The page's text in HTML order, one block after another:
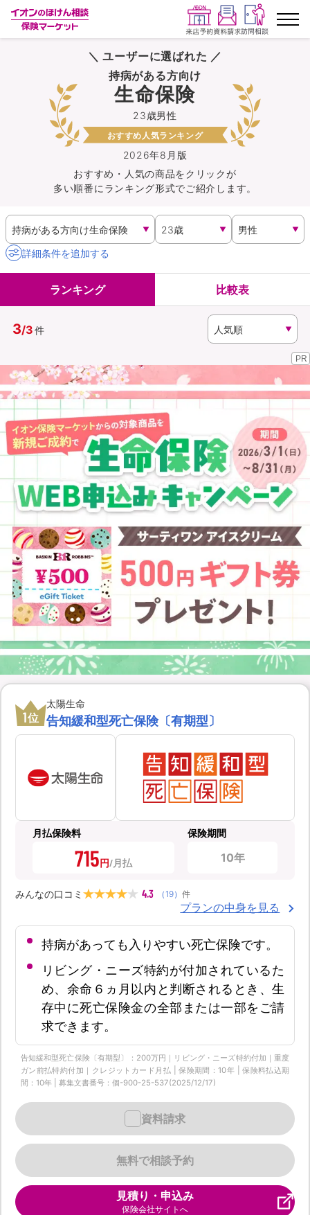
ランキングから探す
保険を比較する
保険会社から探す
イオンカード会員さま専用保険
キャンペーン一覧
コラム
イオングループ従業員さま向け
（無料） （無料）
イオンカード会員さま専用保険
＼ ユーザーに選ばれた ／
2026年8月版
23歳男性
持病がある方向け
生命保険
おすすめ人気ランキング
おすすめ・人気の商品をクリックが
多い順番にランキング形式でご紹介します。
詳細条件を追加する
ランキング 比較表
3/3件
PR
1位
太陽生命
告知緩和型死亡保険〔有期型〕
月払保険料
715円
保険期間
10年
みんなの口コミ 4.3 （ 19） 件
プランの中身を見る
持病があっても入りやすい死亡保険です。
リビング・ニーズ特約が付加されているた
め、余命６ヵ月以内と判断されるとき、生
存中に死亡保険金の全部または一部をご請
求できます。
告知緩和型死亡保険〔有期型〕：200万円｜リビング・ニーズ特約付加｜重度
ガン前払特約付加｜クレジットカード月払 | 保険期間：10年 | 保険料払込期
間：10年 | 募集文書番号：個-900-25-537(2025/12/17)
無料で相談予約
資料請求
見積り・申込み
保険会社サイトへ